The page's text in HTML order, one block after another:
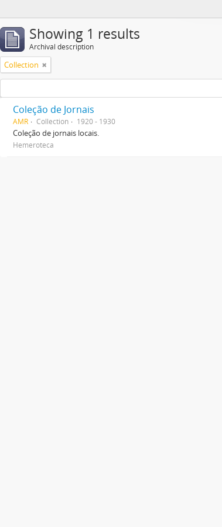
Showing 1 results
Archival description
Collection
Coleção de Jornais
AMR Collection 1920 - 1930
Coleção de jornais locais.
Hemeroteca